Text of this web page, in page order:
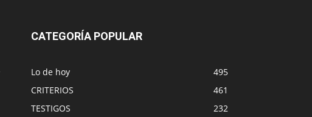
CATEGORÍA POPULAR
Lo de hoy
495
CRITERIOS
461
TESTIGOS
232